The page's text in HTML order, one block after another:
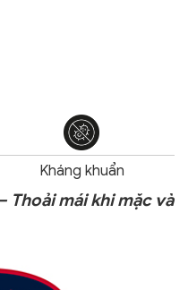
Kháng khuẩn
Thoải mái khi mặc và